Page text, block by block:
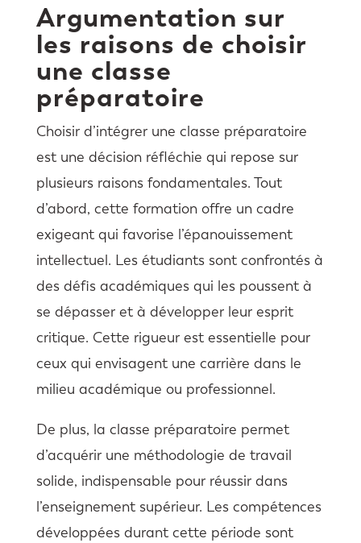
Argumentation sur
les raisons de choisir
une classe
préparatoire
Choisir d’intégrer une classe préparatoire
est une décision réfléchie qui repose sur
plusieurs raisons fondamentales. Tout
d’abord, cette formation offre un cadre
exigeant qui favorise l’épanouissement
intellectuel. Les étudiants sont confrontés à
des défis académiques qui les poussent à
se dépasser et à développer leur esprit
critique. Cette rigueur est essentielle pour
ceux qui envisagent une carrière dans le
milieu académique ou professionnel.
De plus, la classe préparatoire permet
d’acquérir une méthodologie de travail
solide, indispensable pour réussir dans
l’enseignement supérieur. Les compétences
développées durant cette période sont